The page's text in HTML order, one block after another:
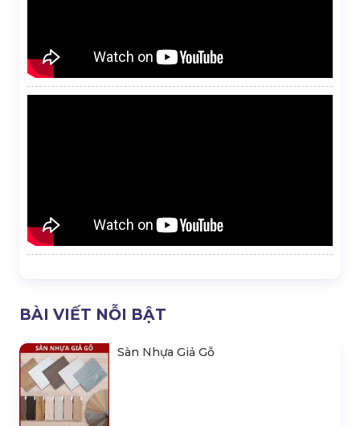
BÀI VIẾT NỖI BẬT
Sàn Nhựa Giả Gỗ